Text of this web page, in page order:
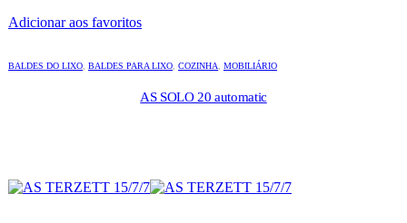
Adicionar aos favoritos
BALDES DO LIXO, BALDES PARA LIXO, COZINHA, MOBILIÁRIO
AS SOLO 20 automatic